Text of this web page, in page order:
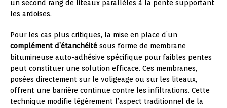
un second rang de liteaux parallèles à la pente supportant
les ardoises.
Pour les cas plus critiques, la mise en place d’un
complément d’étanchéité sous forme de membrane
bitumineuse auto-adhésive spécifique pour faibles pentes
peut constituer une solution efficace. Ces membranes,
posées directement sur le voligeage ou sur les liteaux,
offrent une barrière continue contre les infiltrations. Cette
technique modifie légèrement l’aspect traditionnel de la